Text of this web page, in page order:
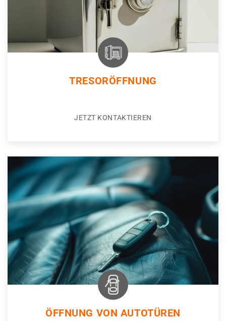
TRESORÖFFNUNG
JETZT KONTAKTIEREN
ÖFFNUNG VON AUTOTÜREN